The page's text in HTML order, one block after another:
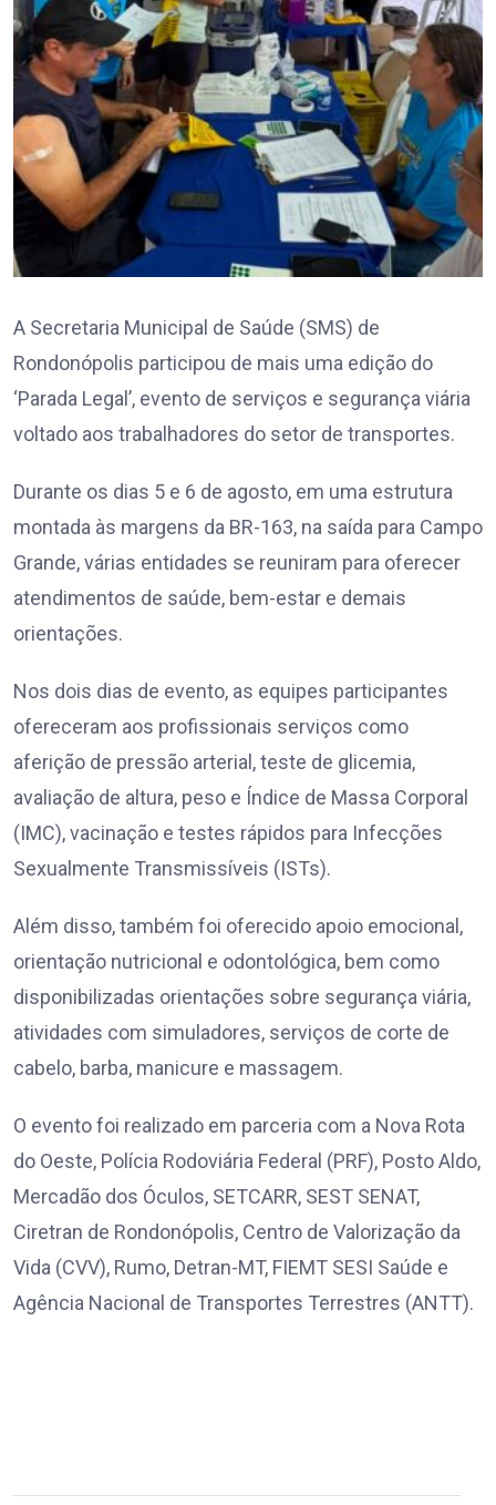
A Secretaria Municipal de Saúde (SMS) de
Rondonópolis participou de mais uma edição do
‘Parada Legal’, evento de serviços e segurança viária
voltado aos trabalhadores do setor de transportes.
Durante os dias 5 e 6 de agosto, em uma estrutura
montada às margens da BR-163, na saída para Campo
Grande, várias entidades se reuniram para oferecer
atendimentos de saúde, bem-estar e demais
orientações.
Nos dois dias de evento, as equipes participantes
ofereceram aos profissionais serviços como
aferição de pressão arterial, teste de glicemia,
avaliação de altura, peso e Índice de Massa Corporal
(IMC), vacinação e testes rápidos para Infecções
Sexualmente Transmissíveis (ISTs).
Além disso, também foi oferecido apoio emocional,
orientação nutricional e odontológica, bem como
disponibilizadas orientações sobre segurança viária,
atividades com simuladores, serviços de corte de
cabelo, barba, manicure e massagem.
O evento foi realizado em parceria com a Nova Rota
do Oeste, Polícia Rodoviária Federal (PRF), Posto Aldo,
Mercadão dos Óculos, SETCARR, SEST SENAT,
Ciretran de Rondonópolis, Centro de Valorização da
Vida (CVV), Rumo, Detran-MT, FIEMT SESI Saúde e
Agência Nacional de Transportes Terrestres (ANTT).